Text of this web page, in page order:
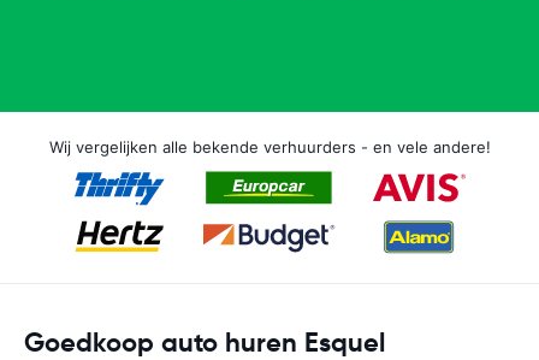
Wij vergelijken alle bekende verhuurders - en vele andere!
Goedkoop auto huren Esquel